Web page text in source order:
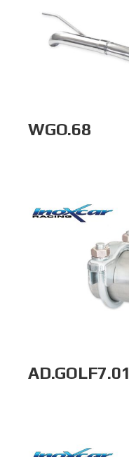
WGO.68
AD.GOLF7.01